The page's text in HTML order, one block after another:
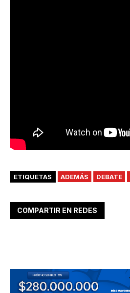
ETIQUETAS ADEMÁS DEBATE
COMPARTIR EN REDES